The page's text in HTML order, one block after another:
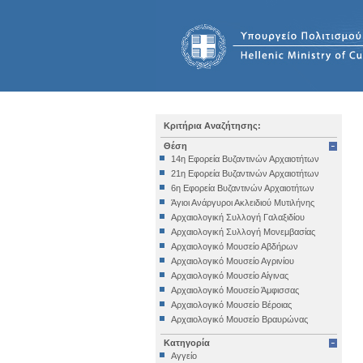
Κριτήρια Αναζήτησης:
Θέση
14η Εφορεία Βυζαντινών Αρχαιοτήτων
21η Εφορεία Βυζαντινών Αρχαιοτήτων
6η Εφορεία Βυζαντινών Αρχαιοτήτων
Άγιοι Ανάργυροι Ακλειδιού Μυτιλήνης
Αρχαιολογική Συλλογή Γαλαξιδίου
Αρχαιολογική Συλλογή Μονεμβασίας
Αρχαιολογικό Μουσείο Αβδήρων
Αρχαιολογικό Μουσείο Αγρινίου
Αρχαιολογικό Μουσείο Αίγινας
Αρχαιολογικό Μουσείο Άμφισσας
Αρχαιολογικό Μουσείο Βέροιας
Αρχαιολογικό Μουσείο Βραυρώνας
Αρχαιολογικό Μουσείο Δελφών
Αρχαιολογικό Μουσείο Ηγουμενίτσας
Κατηγορία
Αγγείο